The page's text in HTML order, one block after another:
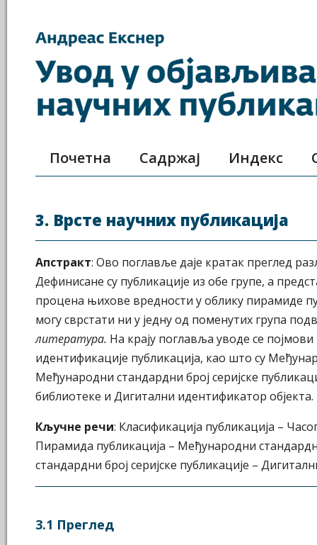
Почетна Садржај Индекс
3. Врсте научних публикација
Апстракт: Ово поглавље даје кратак преглед
Дефинисане су публикације из обе групе, а
процена њихове вредности у облику пирамиде
могу сврстати ни у једну од поменутих група
литература. На крају поглавља уводе се
идентификације публикација, као што су
Међународни стандардни број серијске
библиотеке и Дигитални идентификатор објекта.
Кључне речи: Класификација публикација –
Пирамида публикација – Међународни
стандардни број серијске публикације –
3.1 Преглед